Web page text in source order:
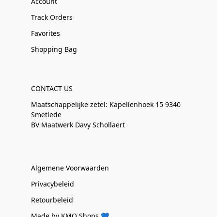
Track Orders
Favorites
Shopping Bag
CONTACT US
Maatschappelijke zetel: Kapellenhoek 15 9340
Smetlede
BV Maatwerk Davy Schollaert
Algemene Voorwaarden
Privacybeleid
Retourbeleid